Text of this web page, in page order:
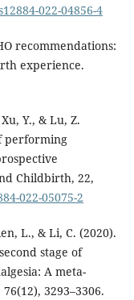
022-04856-4
recommendations:
experience.
Y., & Lu, Z.
performing
Childbirth, 22,
022-05075-2
L., & Li, C. (2020).
stage of
A meta-
3293–3306.